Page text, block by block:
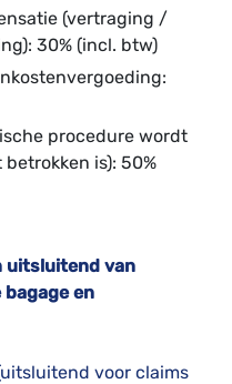
(vertraging /
30% (incl. btw)
procedure wordt
is): 50%
uitsluitend van
en
voor claims